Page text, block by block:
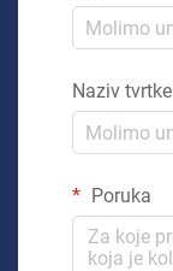
Naziv tvrtke
Poruka